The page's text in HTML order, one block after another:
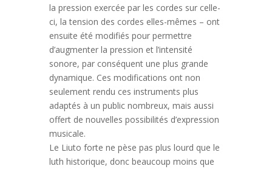
la pression exercée par les cordes sur celle-
ci, la tension des cordes elles-mêmes – ont
ensuite été modifiés pour permettre
d’augmenter la pression et l’intensité
sonore, par conséquent une plus grande
dynamique. Ces modifications ont non
seulement rendu ces instruments plus
adaptés à un public nombreux, mais aussi
offert de nouvelles possibilités d’expression
musicale.
Le Liuto forte ne pèse pas plus lourd que le
luth historique, donc beaucoup moins que